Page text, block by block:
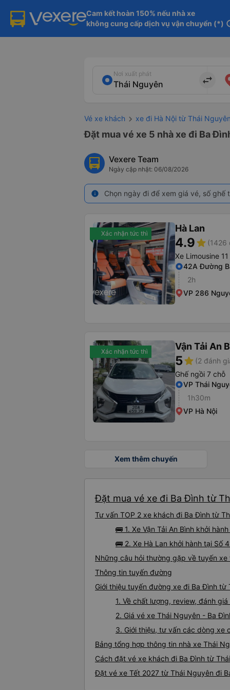
Cam kết hoàn 150% nếu nhà xe
không cung cấp dịch vụ vận chuyển (*)
Nơi xuất phát
import_export
Vé xe khách xe đi Hà Nội từ Thái Nguyên
Đặt mua vé xe 5 nhà xe đi Ba
Vexere Team
Ngày cập nhật: 06/08/2026
info Chọn ngày đi để xem giá vé, số
Xác nhận tức thì Hà Lan
4.9star (1426
Xe Limousine
42A Đường
2h
VP 286
Xác nhận tức thì Vận Tải An
5star (2 đánh
Ghế ngồi 7 chỗ
VP Thái
1h30m
VP Hà Nội
Xem thêm chuyến
Đặt mua vé xe đi Ba Đình từ
Tư vấn TOP 2 xe khách đi Ba Đình từ
🚌 1. Xe Vận Tải An Bình khởi
🚌 2. Xe Hà Lan khởi hành tại Số
Những câu hỏi thường gặp về tuyến
Thông tin tuyến đường
Giới thiệu tuyến đường xe đi Ba Đình từ
1. Về chất lượng, review, đánh
2. Giá vé xe Thái Nguyên - Ba
3. Giới thiệu, tư vấn các dòng xe
Bảng tổng hợp thông tin nhà xe Thái
Cách đặt vé xe khách đi Ba Đình từ
Đặt vé xe Tết 2027 từ Thái Nguyên đi